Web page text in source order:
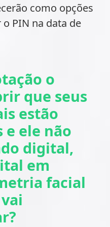
como opções
PIN na data de
o
que seus
estão
e ele não
digital,
em
facial